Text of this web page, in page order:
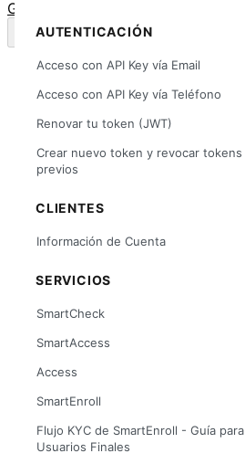
GitHub
AUTENTICACIÓN
Acceso con API Key vía Email
Acceso con API Key vía Teléfono
Renovar tu token (JWT)
Crear nuevo token y revocar tokens
previos
CLIENTES
Información de Cuenta
SERVICIOS
SmartCheck
SmartAccess
Access
SmartEnroll
Flujo KYC de SmartEnroll - Guía para
Usuarios Finales